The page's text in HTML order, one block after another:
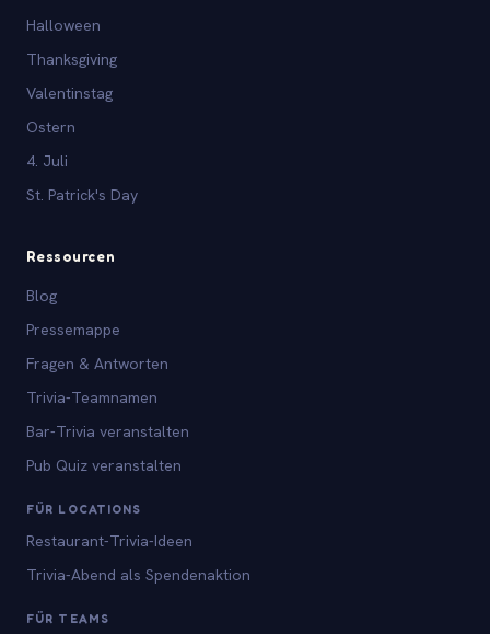
Halloween
Thanksgiving
Valentinstag
Ostern
4. Juli
St. Patrick's Day
Ressourcen
Blog
Pressemappe
Fragen & Antworten
Trivia-Teamnamen
Bar-Trivia veranstalten
Pub Quiz veranstalten
FÜR LOCATIONS
Restaurant-Trivia-Ideen
Trivia-Abend als Spendenaktion
FÜR TEAMS